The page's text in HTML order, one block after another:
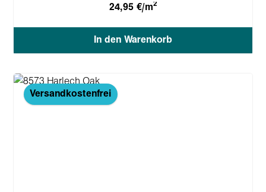
24,95 €/m2
In den Warenkorb
Versandkostenfrei